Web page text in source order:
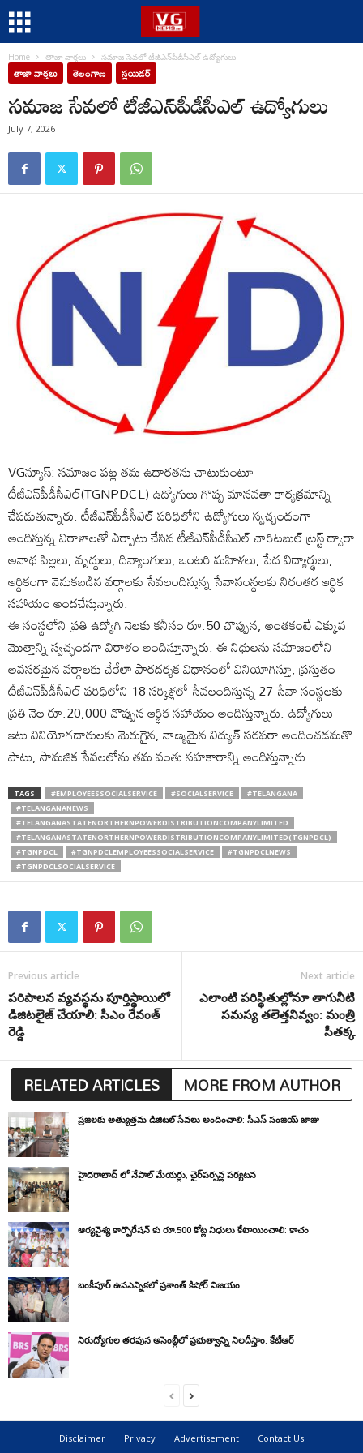
Home తాజా వార్తలు సమాజ సేవలో టీజీఎన్‌పీడీసీఎల్ ఉద్యోగులు
తాజా వార్తలు తెలంగాణ స్లయిడర్
సమాజ సేవలో టీజీఎన్‌పీడీసీఎల్ ఉద్యోగులు
July 7, 2026
VGన్యూస్: సమాజం పట్ల తమ ఉదారతను చాటుకుంటూ
టీజీఎన్‌పీడీసీఎల్(TGNPDCL) ఉద్యోగులు గొప్ప మానవతా కార్యక్రమాన్ని
చేపడుతున్నారు. టీజీఎన్‌పీడీసీఎల్ పరిధిలోని ఉద్యోగులు స్వచ్ఛందంగా
అందిస్తున్న విరాళాలతో ఏర్పాటు చేసిన టీజీఎన్‌పీడీసీఎల్ చారిటబుల్ ట్రస్ట్ ద్వారా
అనాథ పిల్లలు, వృద్ధులు, దివ్యాంగులు, ఒంటరి మహిళలు, పేద విద్యార్థులు,
ఆర్థికంగా వెనుకబడిన వర్గాలకు సేవలందిస్తున్న సేవాసంస్థలకు నిరంతర ఆర్థిక
సహాయం అందచేస్తున్నారు.
ఈ సంస్థలోని ప్రతి ఉద్యోగి నెలకు కనీసం రూ.50 చొప్పున, అంతకంటే ఎక్కువ
మొత్తాన్ని స్వచ్ఛందగా విరాళం అందిస్తూన్నారు. ఈ నిధులను సమాజంలోని
అవసరమైన వర్గాలకు చేరేలా పారదర్శక విధానంలో వినియోగిస్తూ, ప్రస్తుతం
టీజీఎన్‌పీడీసీఎల్ పరిధిలోని 18 సర్కిళ్లలో సేవలందిస్తున్న 27 సేవా సంస్థలకు
ప్రతి నెల రూ.20,000 చొప్పున ఆర్థిక సహాయం అందిస్తున్నారు. ఉద్యోగులు
ఇటు వినియోగదారులకు మెరుగైన, నాణ్యమైన విద్యుత్ సరఫరా అందించడమతొ
పాటు, సామజిక సేవలలోను తమ వంతు సహకారాన్ని అందిస్తున్నారు.
TAGS #EMPLOYEESSOCIALSERVICE #SOCIALSERVICE
#TELANGANA
#TELANGANANEWS
#TELANGANASTATENORTHERNPOWERDISTRIBUTIONCOMPANYLIMITED
#TELANGANASTATENORTHERNPOWERDISTRIBUTIONCOMPANYLIMITED(TGNPDCL)
#TGNPDCL
#TGNPDCLEMPLOYEESSOCIALSERVICE
#TGNPDCLNEWS
#TGNPDCLSOCIALSERVICE
Previous article
పరిపాలన వ్యవస్థను పూర్తిస్థాయిలో
డిజిటలైజ్ చేయాలి: సీఎం రేవంత్
రెడ్డి
Next article
ఎలాంటి పరిస్థితుల్లోనూ తాగునీటి
సమస్య తలెత్తనివ్వం: మంత్రి
సీతక్క
RELATED ARTICLES MORE FROM AUTHOR
ప్రజలకు అత్యుత్తమ డిజిటల్ సేవలు అందించాలి: సీఎస్ సంజయ్ జాజు
హైదరాబాద్ లో నేపాల్ మేయర్లు, ఛైర్‌పర్సన్ల పర్యటన
ఆర్యవైశ్య కార్పొరేషన్ కు రూ.500 కోట్ల నిధులు కేటాయించాలి: కాచం
బంకీపూర్ ఉపఎన్నికలో ప్రశాంత్ కిషోర్ విజయం
నిరుద్యోగుల తరఫున అసెంబ్లీలో ప్రభుత్వాన్ని నిలదీస్తాం: కేటీఆర్
Disclaimer Privacy Advertisement Contact Us